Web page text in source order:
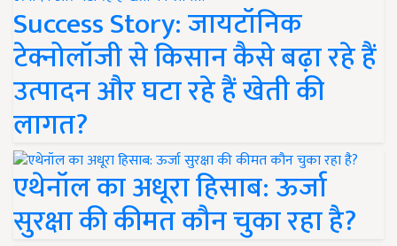
Success Story: जायटॉनिक
टेक्नोलॉजी से किसान कैसे बढ़ा रहे हैं
उत्पादन और घटा रहे हैं खेती की
लागत?
एथेनॉल का अधूरा हिसाब: ऊर्जा
सुरक्षा की कीमत कौन चुका रहा है?